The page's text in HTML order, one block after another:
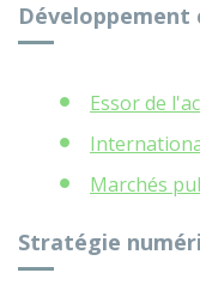
Développement
Essor de
Marchés
Stratégie